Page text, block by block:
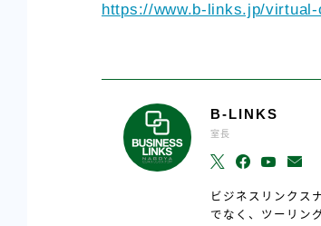
https://www.b-links.jp/virtual-
B-LINKS
室長
ビジネスリンクス
でなく、ツーリン